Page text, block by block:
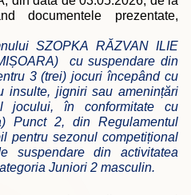
documentele prezentate,
SZOPKA RĂZVAN ILIE
cu suspendare din
3 (trei) jocuri începând cu
insulte, jigniri sau amenințări
jocului, în conformitate cu
Punct 2, din Regulamentul
pentru sezonul competițional
suspendare din activitatea
Juniori 2 masculin.